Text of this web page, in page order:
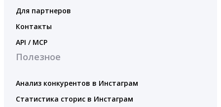
Для партнеров
Контакты
API / MCP
Полезное
Анализ конкурентов в Инстаграм
Статистика сторис в Инстаграм